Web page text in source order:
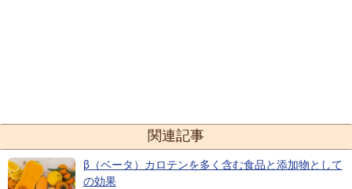
関連記事
β（ベータ）カロテンを多く含む食品と添加物として
の効果